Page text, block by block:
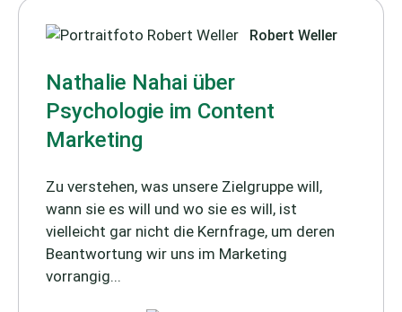
Robert Weller
Nathalie Nahai über
Psychologie im Content
Marketing
Zu verstehen, was unsere Zielgruppe will,
wann sie es will und wo sie es will, ist
vielleicht gar nicht die Kernfrage, um deren
Beantwortung wir uns im Marketing
vorrangig...